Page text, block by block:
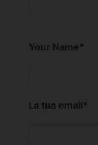
Your Name*
La tua email*